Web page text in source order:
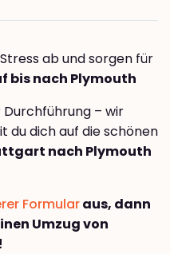
ab und sorgen für
bis nach Plymouth
– wir
du dich auf die schönen
nach Plymouth
Formularaus, dann
Umzug von